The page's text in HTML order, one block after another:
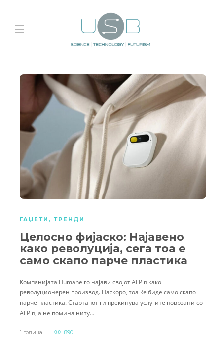
ГАЏЕТИ , ТРЕНДИ
Целосно фијаско: Најавено
како револуција, сега тоа е
само скапо парче пластика
Компанијата Humane го најави својот AI Pin како
револуционерен производ. Наскоро, тоа ќе биде само скапо
парче пластика. Стартапот ги прекинува услугите поврзани со
AI Pin, а не помина ниту…
1 година 890